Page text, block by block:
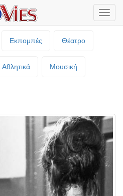
Εκπομπές Θέατρο
Αθλητικά Μουσική